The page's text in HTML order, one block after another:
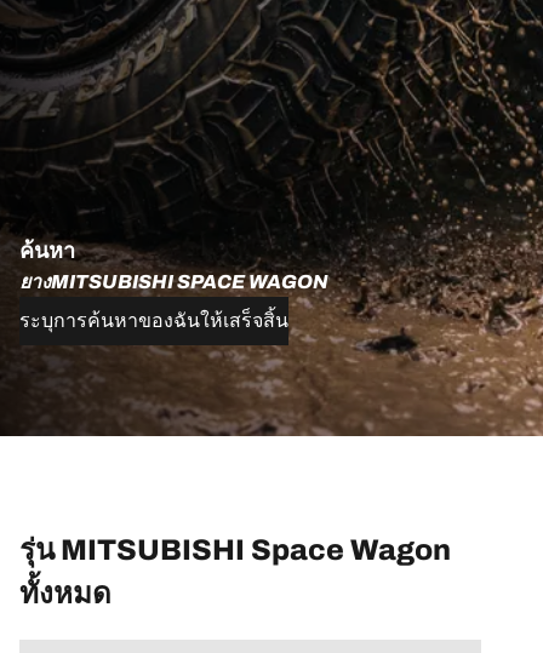
ค้นหา
ยางMITSUBISHI SPACE WAGON
ระบุการค้นหาของฉันให้เสร็จสิ้น
รุ่น MITSUBISHI Space Wagon
ทั้งหมด